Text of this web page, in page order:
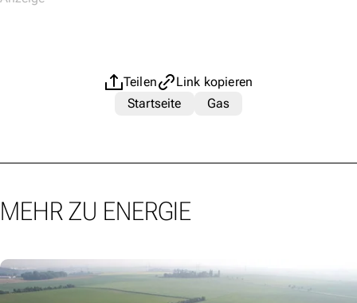
Teilen
Link kopieren
Startseite
Gas
MEHR ZU ENERGIE